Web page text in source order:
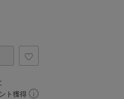
ト獲得